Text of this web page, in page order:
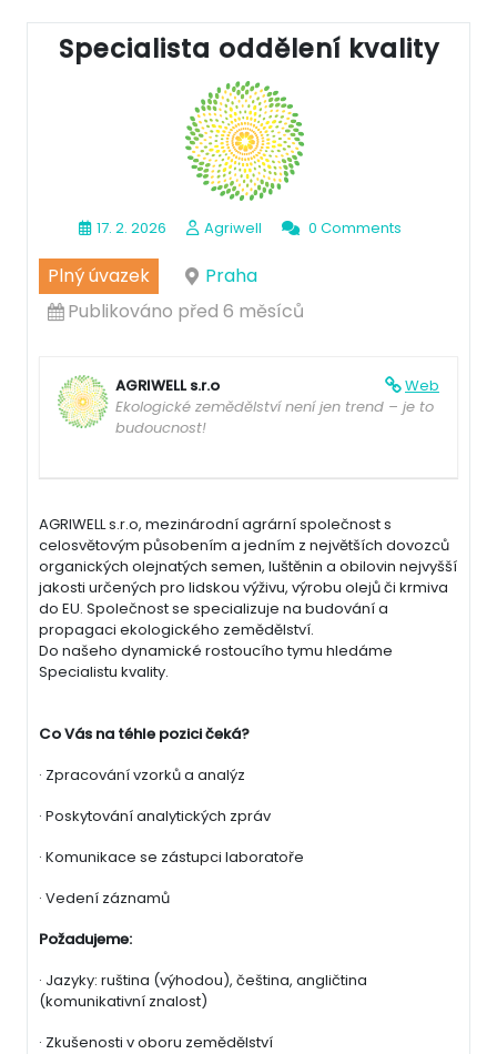
Specialista oddělení kvality
17. 2. 2026 Agriwell 0 Comments
Plný úvazek
Praha
Publikováno před 6 měsíců
Web
AGRIWELL s.r.o
Ekologické zemědělství není jen trend – je to
budoucnost!
AGRIWELL s.r.o, mezinárodní agrární společnost s
celosvětovým působením a jedním z největších dovozců
organických olejnatých semen, luštěnin a obilovin nejvyšší
jakosti určených pro lidskou výživu, výrobu olejů či krmiva
do EU. Společnost se specializuje na budování a
propagaci ekologického zemědělství.
Do našeho dynamické rostoucího tymu hledáme
Specialistu kvality.
Co Vás na téhle pozici čeká?
· Zpracování vzorků a analýz
· Poskytování analytických zpráv
· Komunikace se zástupci laboratoře
· Vedení záznamů
Požadujeme:
· Jazyky: ruština (výhodou), čeština, angličtina
(komunikativní znalost)
· Zkušenosti v oboru zemědělství